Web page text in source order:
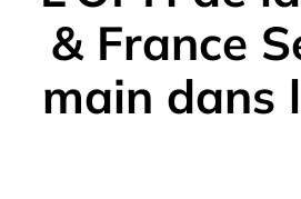
& France
main dans